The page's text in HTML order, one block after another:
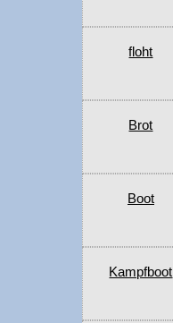
floht
Brot
Boot
Kampfboot